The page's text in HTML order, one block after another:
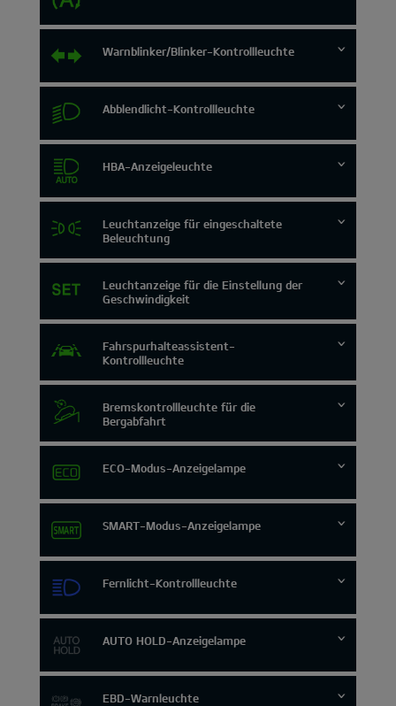
Warnblinker/Blinker-Kontrollleuchte
Abblendlicht-Kontrollleuchte
HBA-Anzeigeleuchte
Leuchtanzeige für eingeschaltete
Beleuchtung
Leuchtanzeige für die Einstellung der
Geschwindigkeit
Fahrspurhalteassistent-
Kontrollleuchte
Bremskontrollleuchte für die
Bergabfahrt
ECO-Modus-Anzeigelampe
SMART-Modus-Anzeigelampe
Fernlicht-Kontrollleuchte
AUTO HOLD-Anzeigelampe
EBD-Warnleuchte